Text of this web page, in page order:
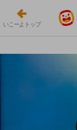
いこーよトップ